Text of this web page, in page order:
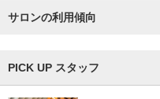
サロンの利用傾向
PICK UP スタッフ